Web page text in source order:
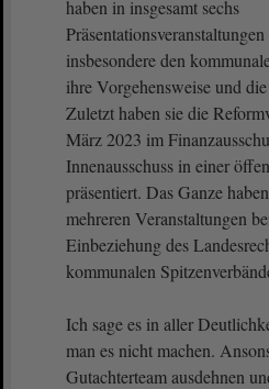
haben in insgesamt sechs
insbesondere den
ihre Vorgehensweise und
Zuletzt haben sie die
März 2023 im
Innenausschuss in einer
präsentiert. Das Ganze
mehreren Veranstaltungen
Einbeziehung des
kommunalen
Ich sage es in aller
man es nicht machen.
Gutachterteam ausdehnen